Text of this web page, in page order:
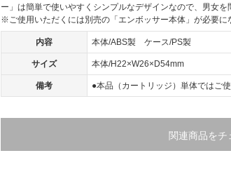
ー」は簡単で使いやすくシンプルなデザインなので、男女を
※ご使用いただくには別売の「エンボッサー本体」が必要に
内容 本体/ABS製 ケース/PS製
サイズ 本体/H22×W26×D54mm
備考 ●本品（カートリッジ）単体ではご
関連商品をチ